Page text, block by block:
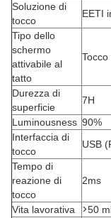
Soluzione di
tocco
EETI
Tipo dello
schermo
attivabile al
tatto
Durezza di
superficie
7H
Luminousness 90%
Interfaccia di
tocco
USB
Tempo di
reazione di
tocco
2ms
Vita lavorativa >50